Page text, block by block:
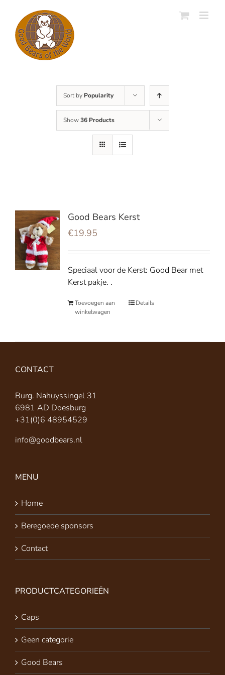
content
Sort by Popularity
Show36 Products
Good Bears Kerst
€19.95
Speciaal voor de Kerst: Good Bear met
Kerst pakje. .
Toevoegen aan
winkelwagen
Details
CONTACT
Burg. Nahuyssingel 31
6981 AD Doesburg
+31(0)6 48954529
info@goodbears.nl
MENU
Home
Beregoede sponsors
Contact
PRODUCTCATEGORIEËN
Caps
Geen categorie
Good Bears